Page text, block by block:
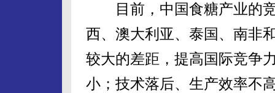
目前，中国食糖产业的竞
西、澳大利亚、泰国、南非
较大的差距，提高国际竞争
小；技术落后、生产效率不